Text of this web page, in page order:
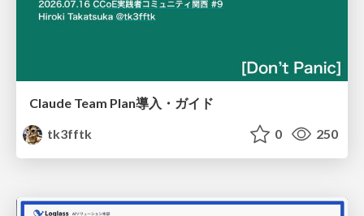
Claude Team Plan導入・ガイド
tk3fftk
0 250